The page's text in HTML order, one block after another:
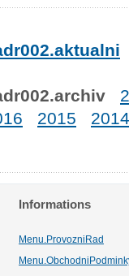
2015 2014
Informations
Menu.ProvozniRad